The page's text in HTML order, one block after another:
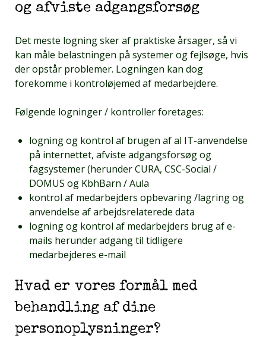
og afviste adgangsforsøg
Det meste logning sker af praktiske årsager, så vi
kan måle belastningen på systemer og fejlsøge, hvis
der opstår problemer. Logningen kan dog
forekomme i kontroløjemed af medarbejdere.
Følgende logninger / kontroller foretages:
logning og kontrol af brugen af al IT-anvendelse
på internettet, afviste adgangsforsøg og
fagsystemer (herunder CURA, CSC-Social /
DOMUS og KbhBarn / Aula
kontrol af medarbejders opbevaring /lagring og
anvendelse af arbejdsrelaterede data
logning og kontrol af medarbejders brug af e-
mails herunder adgang til tidligere
medarbejderes e-mail
Hvad er vores formål med
behandling af dine
personoplysninger?